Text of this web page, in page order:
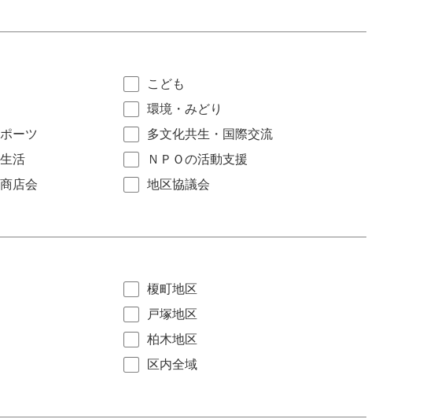
こども
環境・みどり
ーツ
多文化共生・国際交流
活
ＮＰＯの活動支援
店会
地区協議会
榎町地区
戸塚地区
柏木地区
区内全域